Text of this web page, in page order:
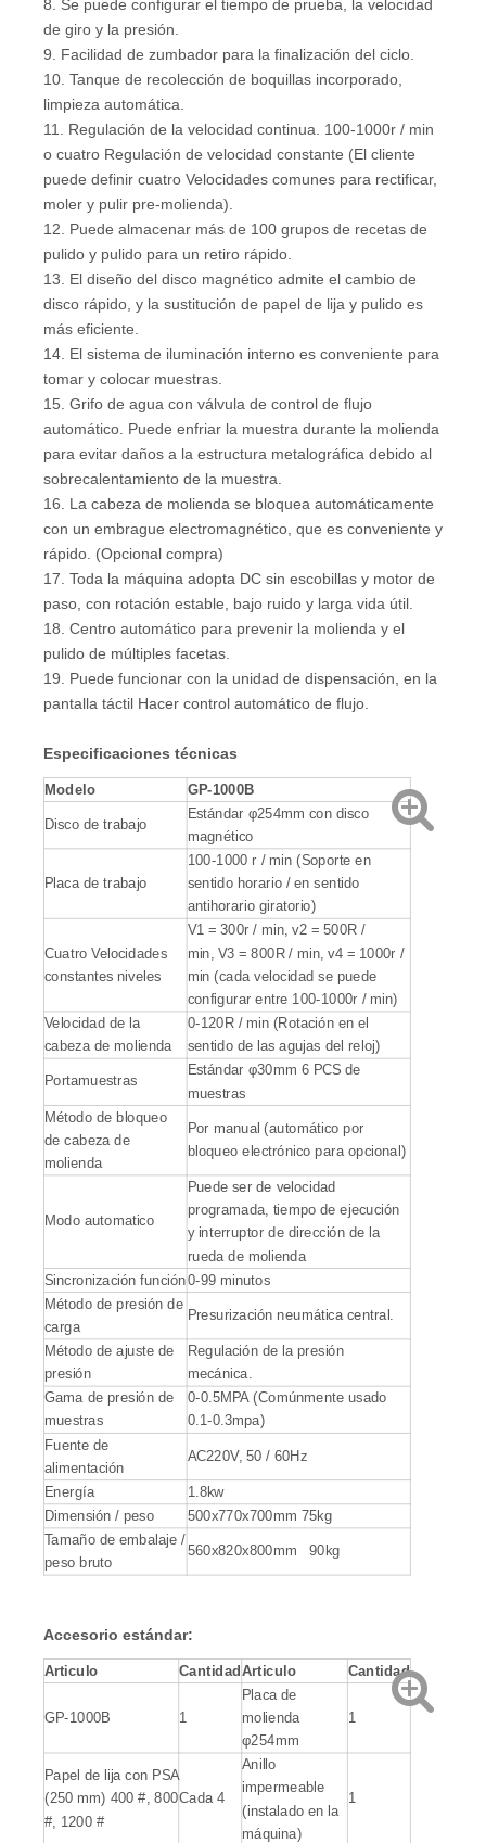
8. Se puede configurar el tiempo de prueba, la velocidad
de giro y la presión.
9. Facilidad de zumbador para la finalización del ciclo.
10. Tanque de recolección de boquillas incorporado,
limpieza automática.
11. Regulación de la velocidad continua. 100-1000r / min
o cuatro Regulación de velocidad constante (El cliente
puede definir cuatro Velocidades comunes para rectificar,
moler y pulir pre-molienda).
12. Puede almacenar más de 100 grupos de recetas de
pulido y pulido para un retiro rápido.
13. El diseño del disco magnético admite el cambio de
disco rápido, y la sustitución de papel de lija y pulido es
más eficiente.
14. El sistema de iluminación interno es conveniente para
tomar y colocar muestras.
15. Grifo de agua con válvula de control de flujo
automático. Puede enfriar la muestra durante la molienda
para evitar daños a la estructura metalográfica debido al
sobrecalentamiento de la muestra.
16. La cabeza de molienda se bloquea automáticamente
con un embrague electromagnético, que es conveniente y
rápido. (Opcional compra)
17. Toda la máquina adopta DC sin escobillas y motor de
paso, con rotación estable, bajo ruido y larga vida útil.
18. Centro automático para prevenir la molienda y el
pulido de múltiples facetas.
19. Puede funcionar con la unidad de dispensación, en la
pantalla táctil Hacer control automático de flujo.
Especificaciones técnicas
Modelo GP-1000B
Disco de trabajo
Estándar φ254mm con disco
magnético
Placa de trabajo
100-1000 r / min (Soporte en
sentido horario / en sentido
antihorario giratorio)
Cuatro Velocidades
constantes niveles
V1 = 300r / min, v2 = 500R /
min, V3 = 800R / min, v4 = 1000r /
min (cada velocidad se puede
configurar entre 100-1000r / min)
Velocidad de la
cabeza de molienda
0-120R / min (Rotación en el
sentido de las agujas del reloj)
Portamuestras
Estándar φ30mm 6 PCS de
muestras
Método de bloqueo
de cabeza de
molienda
Por manual (automático por
bloqueo electrónico para opcional)
Modo automatico
Puede ser de velocidad
programada, tiempo de ejecución
y interruptor de dirección de la
rueda de molienda
Sincronización función0-99 minutos
Método de presión de
carga
Presurización neumática central.
Método de ajuste de
presión
Regulación de la presión
mecánica.
Gama de presión de
muestras
0-0.5MPA (Comúnmente usado
0.1-0.3mpa)
Fuente de
alimentación
AC220V, 50 / 60Hz
Energía 1.8kw
Dimensión / peso 500x770x700mm 75kg
Tamaño de embalaje /
peso bruto
560x820x800mm 90kg
Accesorio estándar:
Articulo CantidadArticulo Cantidad
GP-1000B 1
Placa de
molienda
φ254mm
1
Papel de lija con PSA
(250 mm) 400 #, 800
#, 1200 #
Cada 4
Anillo
impermeable
(instalado en la
máquina)
1